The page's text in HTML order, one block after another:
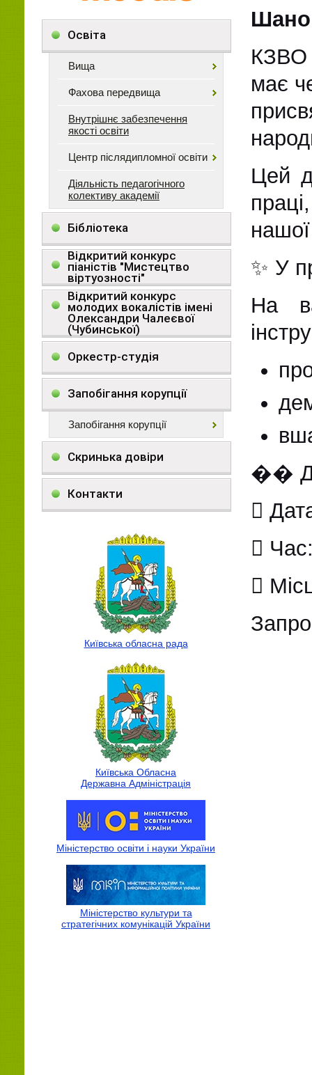
Освіта
Вища
Фахова передвища
Внутрішнє забезпечення
якості освіти
Центр післядипломної освіти
Діяльність педагогічного
колективу академії
Бібліотека
Відкритий конкурс
піаністів "Мистецтво
віртуозності"
Відкритий конкурс
молодих вокалістів імені
Олександри Чалеєвої
(Чубинської)
Оркестр-студія
Запобігання корупції
Запобігання корупції
Скринька довіри
Контакти
Київська обласна рада
Київська Обласна
Державна Адмiнiстрацiя
Міністерство освіти і науки України
Міністерство культури та
стратегічних комунікацій України
КЗВО
має
Цей
✨ У
На
��


